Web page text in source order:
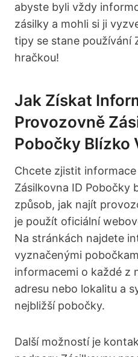
abyste byli vždy
zásilky a mohli si ji
tipy se stane používání
hračkou!
Jak Získat
Provozovně
Pobočky Blízko
Chcete zjistit
Zásilkovna ID Pobočky
způsob, jak najít
je použít oficiální
Na stránkách najdete
vyznačenými
informacemi o každé z
adresu nebo lokalitu a
nejbližší pobočky.
Další možností je